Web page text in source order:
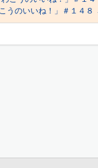
こうのいいね！」＃１４８